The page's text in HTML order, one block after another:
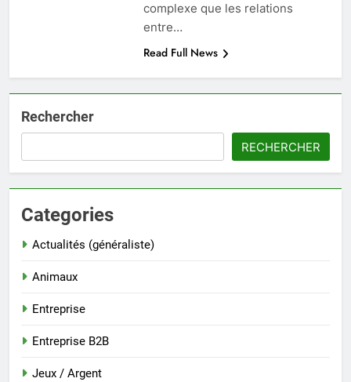
complexe que les relations
entre…
Read Full News
Rechercher
RECHERCHER
Categories
Actualités (généraliste)
Animaux
Entreprise
Entreprise B2B
Jeux / Argent